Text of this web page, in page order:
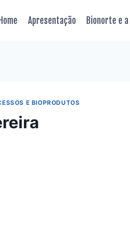
Home Apresentação Bionorte e
E BIOPRODUTOS